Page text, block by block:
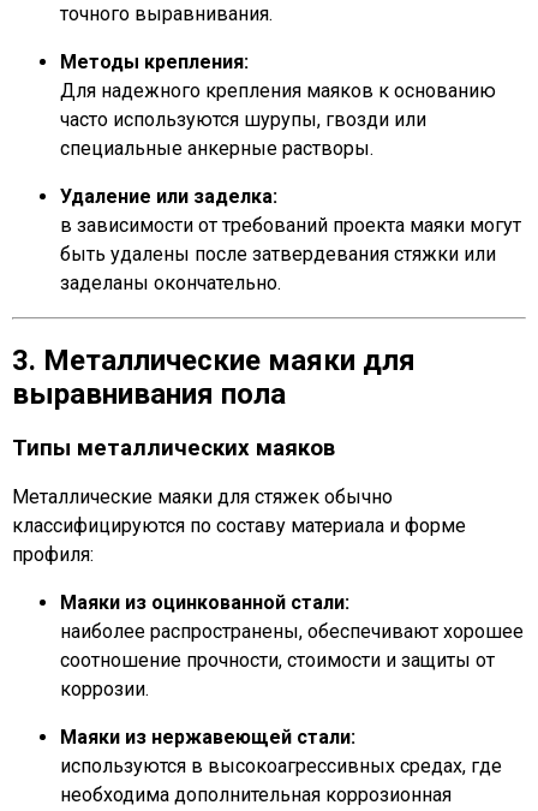
точного выравнивания.
Методы крепления:
Для надежного крепления маяков к основанию
часто используются шурупы, гвозди или
специальные анкерные растворы.
Удаление или заделка:
в зависимости от требований проекта маяки могут
быть удалены после затвердевания стяжки или
заделаны окончательно.
3. Металлические маяки для
выравнивания пола
Типы металлических маяков
Металлические маяки для стяжек обычно
классифицируются по составу материала и форме
профиля:
Маяки из оцинкованной стали:
наиболее распространены, обеспечивают хорошее
соотношение прочности, стоимости и защиты от
коррозии.
Маяки из нержавеющей стали:
используются в высокоагрессивных средах, где
необходима дополнительная коррозионная